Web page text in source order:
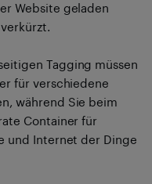
Website geladen
Tagging müssen
für verschiedene
während Sie beim
Container für
und Internet der Dinge